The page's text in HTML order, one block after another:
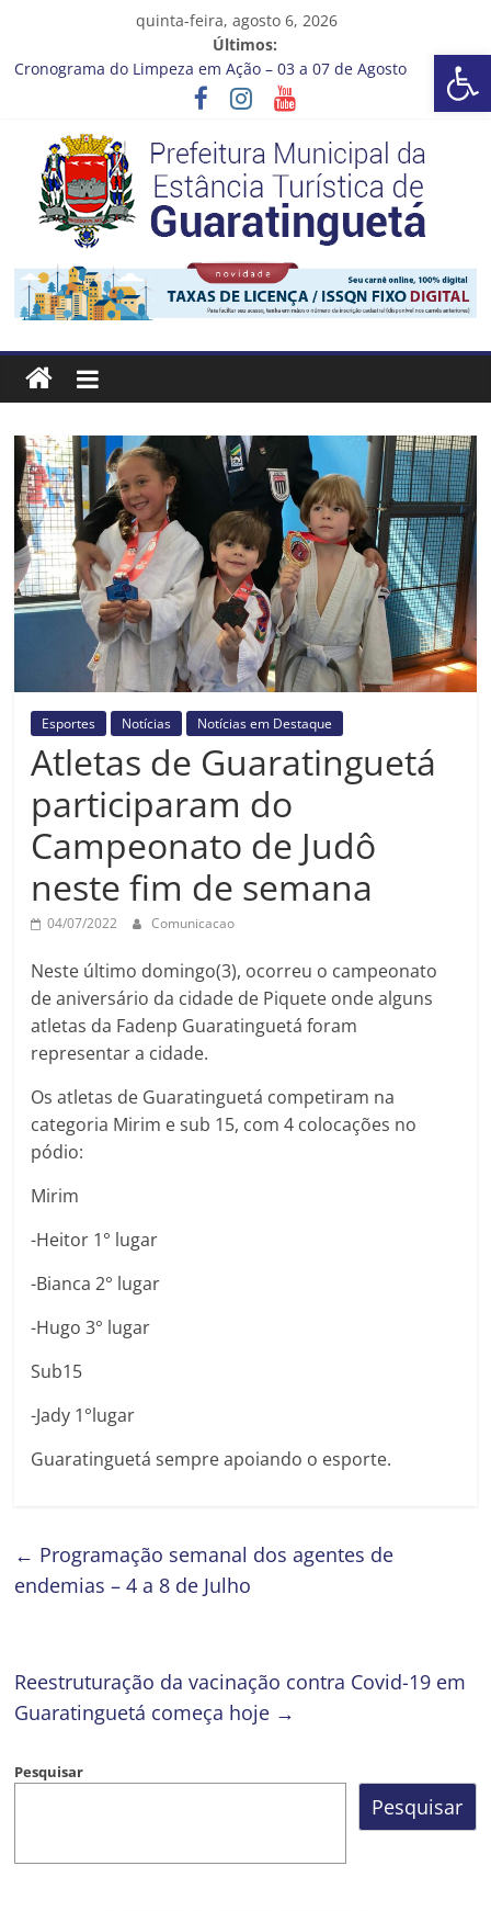
Barra de Ferramentas Aberta
quinta-feira, agosto 6, 2026
Últimos:
Cronograma do Limpeza em Ação – 03 a 07 de Agosto
Prefeitura de Guaratinguetá entrega revitalização da Praça
Vem conferir como nossos alunos estão ainda mais lindos!
CRONOGRAMA DE LAVAGEM E LIMPEZA DOS RESERVATÓRIOS
Guaratinguetá se destaca em competições esportivas da
região
Prefeitura
Estância
Turística
Guaratinguetá
Prefeitura
Estância
Turística
Guaratinguetá
Esportes Notícias Notícias em Destaque
Atletas de Guaratinguetá
participaram do
Campeonato de Judô
neste fim de semana
04/07/2022 Comunicacao
Neste último domingo(3), ocorreu o campeonato
de aniversário da cidade de Piquete onde alguns
atletas da Fadenp Guaratinguetá foram
representar a cidade.
Os atletas de Guaratinguetá competiram na
categoria Mirim e sub 15, com 4 colocações no
pódio:
Mirim
-Heitor 1° lugar
-Bianca 2° lugar
-Hugo 3° lugar
Sub15
-Jady 1°lugar
Guaratinguetá sempre apoiando o esporte.
← Programação semanal dos agentes de
endemias – 4 a 8 de Julho
Reestruturação da vacinação contra Covid-19 em
Guaratinguetá começa hoje →
Pesquisar
Pesquisar